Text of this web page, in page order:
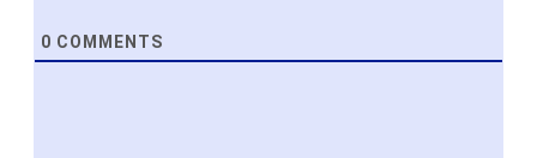
0 COMMENTS